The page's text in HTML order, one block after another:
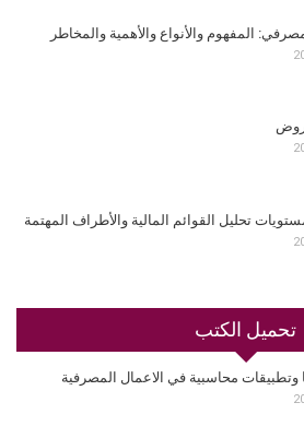
المفهوم والأنواع والأهمية والمخاطر
تحليل القوائم المالية والأطراف المهتمة
تحميل الكتب
وتطبيقات محاسبية في الاعمال المصرفية